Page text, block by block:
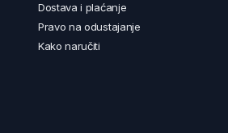
Dostava i plaćanje
Pravo na odustajanje
Kako naručiti